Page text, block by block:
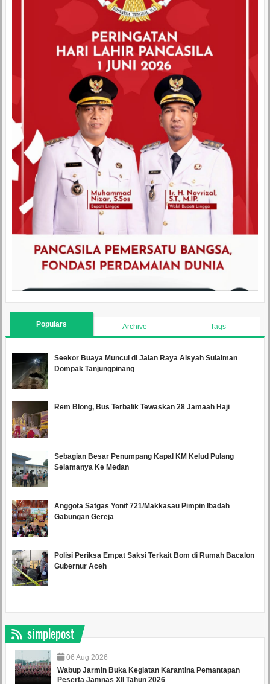
Populars Archive Tags
Seekor Buaya Muncul di Jalan Raya Aisyah Sulaiman
Dompak Tanjungpinang
Rem Blong, Bus Terbalik Tewaskan 28 Jamaah Haji
Sebagian Besar Penumpang Kapal KM Kelud Pulang
Selamanya Ke Medan
Anggota Satgas Yonif 721/Makkasau Pimpin Ibadah
Gabungan Gereja
Polisi Periksa Empat Saksi Terkait Bom di Rumah Bacalon
Gubernur Aceh
simplepost
06 Aug 2026
Wabup Jarmin Buka Kegiatan Karantina Pemantapan
Peserta Jamnas XII Tahun 2026